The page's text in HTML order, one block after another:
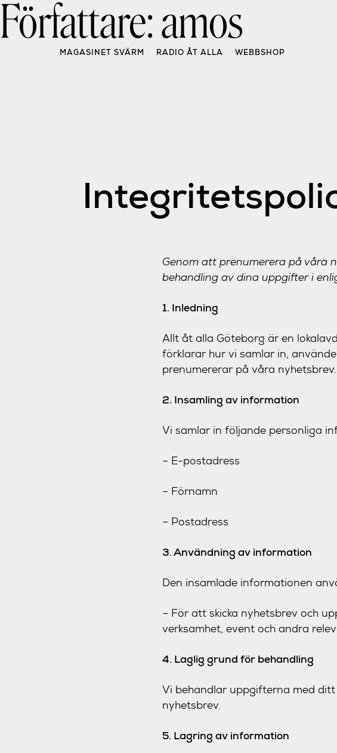
to
MAGASINET SVÄRM RADIO ÅT ALLA WEBBSHOP
Författare:amos
Genom att prenumerera på våra
behandling av dina uppgifter i
1. Inledning
Allt åt alla Göteborg är en
förklarar hur vi samlar in,
prenumererar på våra nyhetsbrev.
2. Insamling av information
Vi samlar in följande personliga
– E-postadress
– Förnamn
– Postadress
3. Användning av information
Den insamlade informationen
– För att skicka nyhetsbrev och
verksamhet, event och andra
4. Laglig grund för behandling
Vi behandlar uppgifterna med
nyhetsbrev.
5. Lagring av information